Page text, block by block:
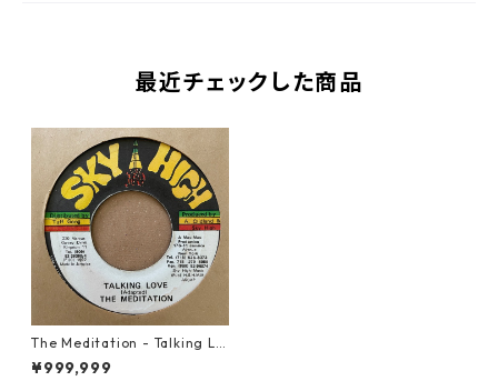
最近チェックした商品
The Meditation - Talking Lo
ve【7-21360】
¥999,999